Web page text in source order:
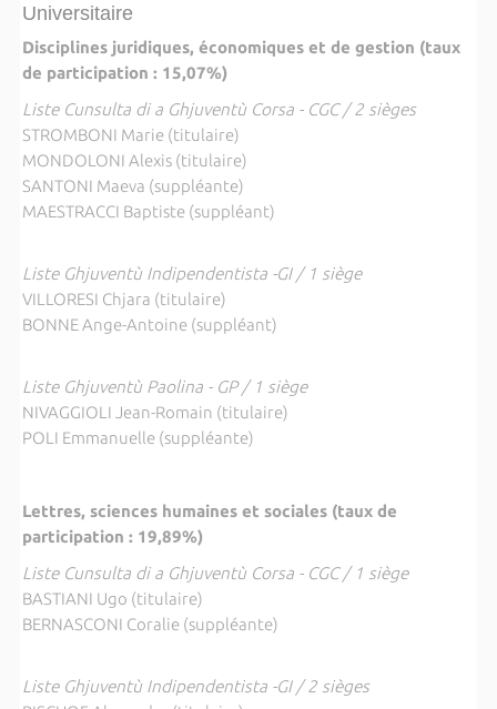
Universitaire
Disciplines juridiques, économiques et de gestion (taux
de participation : 15,07%)
Liste Cunsulta di a Ghjuventù Corsa - CGC / 2 sièges
STROMBONI Marie (titulaire)
MONDOLONI Alexis (titulaire)
SANTONI Maeva (suppléante)
MAESTRACCI Baptiste (suppléant)
Liste Ghjuventù Indipendentista -GI / 1 siège
VILLORESI Chjara (titulaire)
BONNE Ange-Antoine (suppléant)
Liste Ghjuventù Paolina - GP / 1 siège
NIVAGGIOLI Jean-Romain (titulaire)
POLI Emmanuelle (suppléante)
Lettres, sciences humaines et sociales (taux de
participation : 19,89%)
Liste Cunsulta di a Ghjuventù Corsa - CGC / 1 siège
BASTIANI Ugo (titulaire)
BERNASCONI Coralie (suppléante)
Liste Ghjuventù Indipendentista -GI / 2 sièges